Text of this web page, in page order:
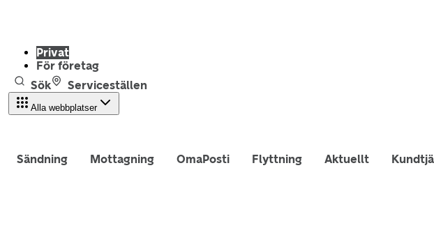
Privat
För företag
Sök
Serviceställen
Alla webbplatser
Sändning Mottagning OmaPosti Flyttning Aktuellt